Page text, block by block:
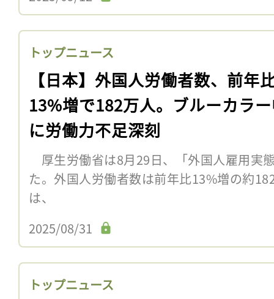
トップニュース
【日本】外国人労働者数、前年
13%増で182万人。ブルーカラ
に労働力不足深刻
厚生労働省は8月29日、「外国人雇用実
た。外国人労働者数は前年比13%増の約
は、
2025/08/31
トップニュース